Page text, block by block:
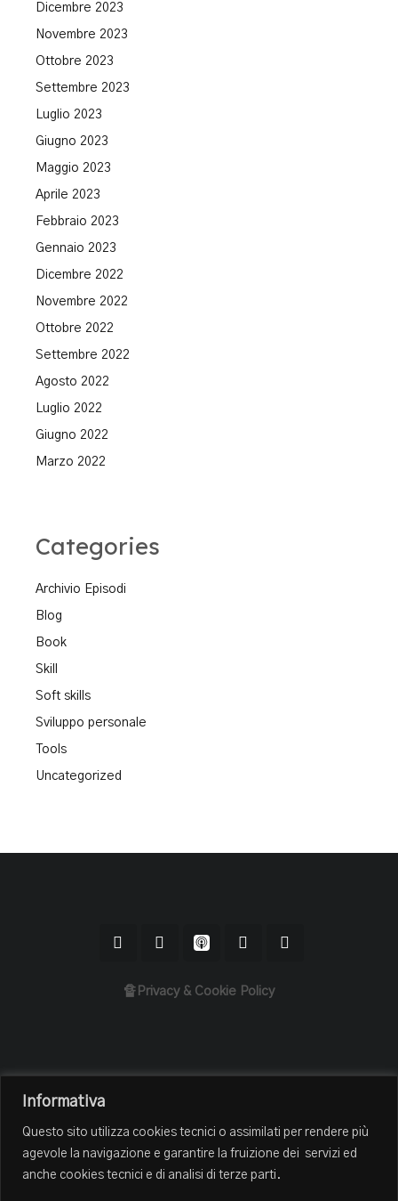
Informativa
Questo sito utilizza cookies tecnici o assimilati per rendere più
agevole la navigazione e garantire la fruizione dei servizi ed
anche cookies tecnici e di analisi di terze parti.
Dicembre 2023
Novembre 2023
Ottobre 2023
Settembre 2023
Luglio 2023
Giugno 2023
Maggio 2023
Aprile 2023
Febbraio 2023
Gennaio 2023
Dicembre 2022
Novembre 2022
Ottobre 2022
Settembre 2022
Agosto 2022
Luglio 2022
Giugno 2022
Marzo 2022
Categories
Archivio Episodi
Blog
Book
Skill
Soft skills
Sviluppo personale
Tools
Uncategorized
🔏Privacy & Cookie Policy
Chi sono
Episodi